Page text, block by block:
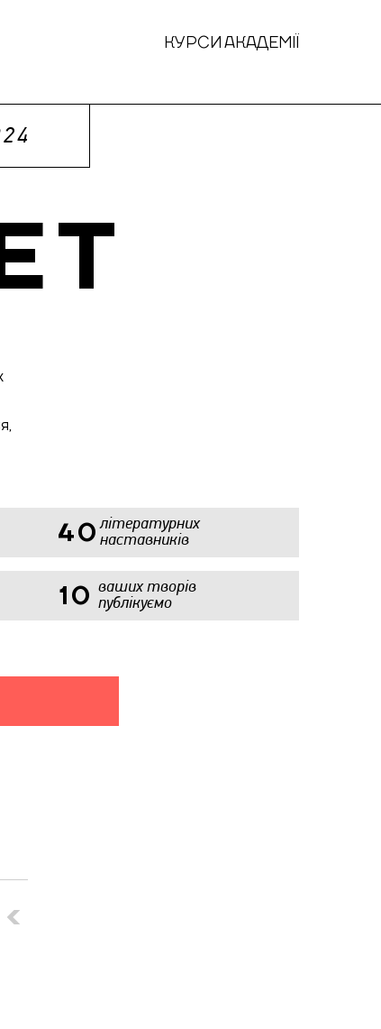
КУРСИ АКАДЕМІЇ
літературних
наставників
40
ваших творів
публікуємо
10